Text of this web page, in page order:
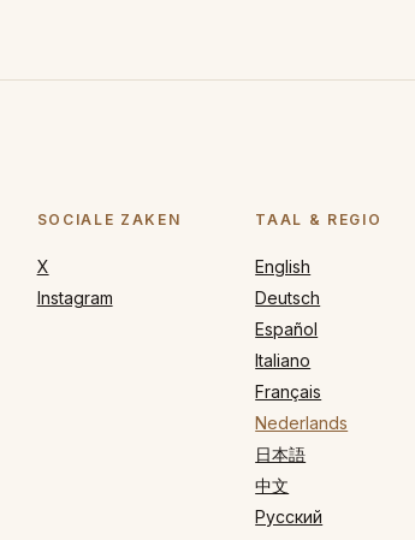
SOCIALE ZAKEN
X
Instagram
TAAL & REGIO
English
Deutsch
Español
Italiano
Français
Nederlands
日本語
中文
Русский